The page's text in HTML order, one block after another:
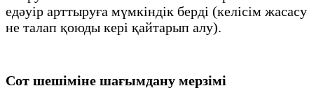
едәуір арттыруға мүмкіндік берді (келісім жасасу
не талап қоюды кері қайтарып алу).
Сот шешіміне шағымдану мерзімі